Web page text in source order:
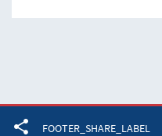
FOOTER_SHARE_LABEL